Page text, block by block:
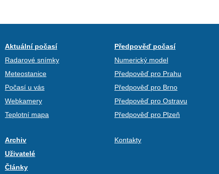
Aktuální počasí
Radarové snímky
Meteostanice
Počasí u vás
Webkamery
Teplotní mapa
Předpověď počasí
Numerický model
Předpověď pro Prahu
Předpověď pro Brno
Předpověď pro Ostravu
Předpověď pro Plzeň
Archiv
Uživatelé
Články
Kontakty